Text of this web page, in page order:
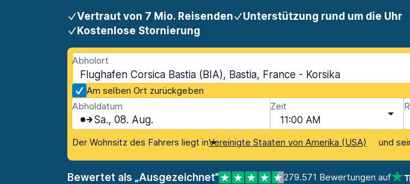
Vertraut von 7 Mio. Reisenden
Unterstützung rund um die Uhr
Kostenlose Stornierung
Abholort
Flughafen Corsica Bastia (BIA), Bastia, France - Korsika
Am selben Ort zurückgeben
Abholdatum
Sa., 08. Aug.
Zeit
11:00 AM
Der Wohnsitz des Fahrers liegt inVereinigte Staaten von Amerika (USA) und
Bewertet als „Ausgezeichnet“ 279.571 Bewertungen auf